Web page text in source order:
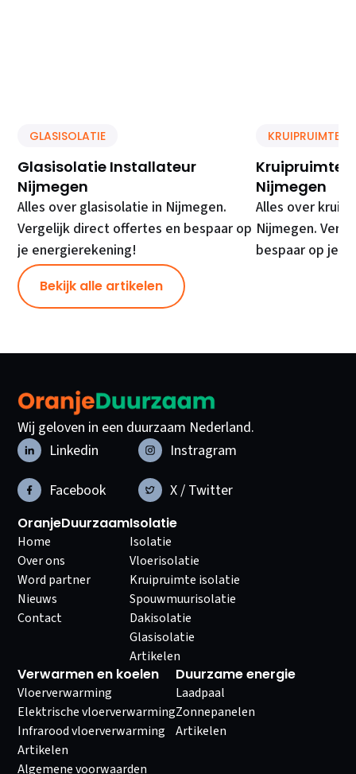
GLASISOLATIE
Glasisolatie Installateur
Nijmegen
Alles over glasisolatie in Nijmegen.
Vergelijk direct offertes en bespaar op
je energierekening!
KRUIPRUIMTE
Kruipruimte
Nijmegen
Alles over
Nijmegen.
bespaar op je
Bekijk alle artikelen
Wij geloven in een duurzaam Nederland.
Linkedin
Instragram
Facebook
X / Twitter
OranjeDuurzaam
Home
Over ons
Word partner
Nieuws
Contact
Isolatie
Isolatie
Vloerisolatie
Kruipruimte isolatie
Spouwmuurisolatie
Dakisolatie
Glasisolatie
Artikelen
Verwarmen en koelen
Vloerverwarming
Elektrische vloerverwarming
Infrarood vloerverwarming
Artikelen
Duurzame energie
Laadpaal
Zonnepanelen
Artikelen
Algemene voorwaarden